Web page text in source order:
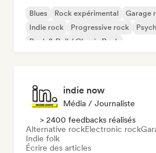
Blues Rock expérimental Garage
Indie rock
Progressive rock
Rock & Roll / Classic Rock
indie now
Média / Journaliste
> 2400 feedbacks réalisés
Alternative rockElectronic rock
Indie folk
Écrire des articles